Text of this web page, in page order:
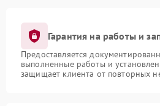
Гарантия на работы и
Предоставляется
выполненные работы и
защищает клиента от повторных